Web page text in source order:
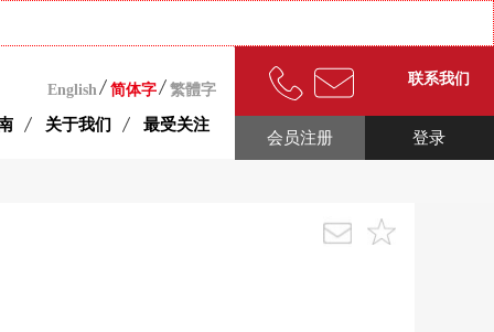
English 简体字 繁體字
关于我们 最受关注
联系我们
登录
会员注册